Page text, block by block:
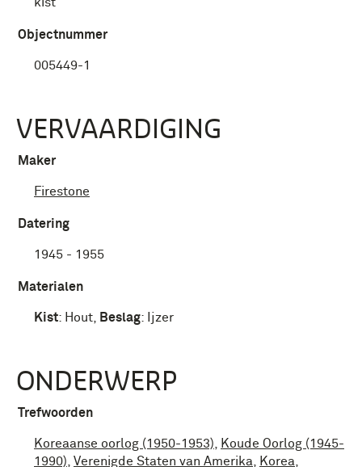
Objectnummer
005449-1
VERVAARDIGING
Maker
Firestone
Datering
1945 - 1955
Materialen
Kist: Hout Beslag: Ijzer
ONDERWERP
Trefwoorden
Koreaanse oorlog (1950-1953)
Koude Oorlog (1945-
1990) Verenigde Staten van Amerika Korea